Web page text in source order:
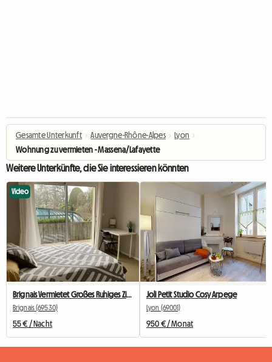
Gesamte Unterkunft › Auvergne-Rhône-Alpes › Lyon ›
Wohnung zu vermieten - Massena/Lafayette
Weitere Unterkünfte, die Sie interessieren könnten
Video
Brignais Vermietet Großes Ruhiges Zimmer
Brignais (69530)
55 € / Nacht
Joli Petit Studio Cosy Arpege
Lyon (69001)
950 € / Monat